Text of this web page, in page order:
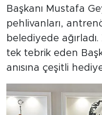
Başkanı Mustafa
pehlivanları,
belediyede
tek tebrik eden
anısına çeşitli